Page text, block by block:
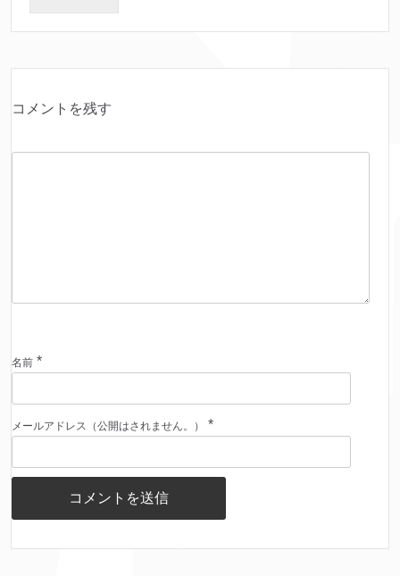
コメントを残す
名前 *
メールアドレス（公開はされません。） *